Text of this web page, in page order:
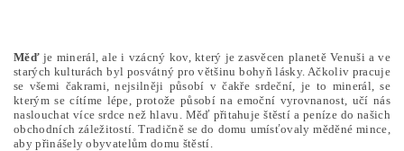
Měď je minerál, ale i vzácný kov, který je zasvěcen planetě Venuši a ve
starých kulturách byl posvátný pro většinu bohyň lásky. Ačkoliv pracuje
se všemi čakrami, nejsilněji působí v čakře srdeční, je to minerál, se
kterým se cítíme lépe, protože působí na emoční vyrovnanost, učí nás
naslouchat více srdce než hlavu. Měď přitahuje štěstí a peníze do našich
obchodních záležitostí. Tradičně se do domu umísťovaly měděné mince,
aby přinášely obyvatelům domu štěstí.